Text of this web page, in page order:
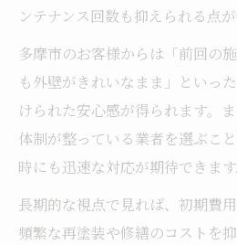
ンテナンス回数も抑えられる点が
多摩市のお客様からは「前回の
も外壁がきれいなまま」といっ
けられた安心感が得られます。
体制が整っている業者を選ぶこ
時にも迅速な対応が期待できます
長期的な視点で見れば、初期費
頻繁な再塗装や修繕のコストを